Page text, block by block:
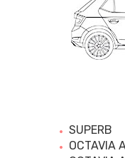
SUPERB
OCTAVIA